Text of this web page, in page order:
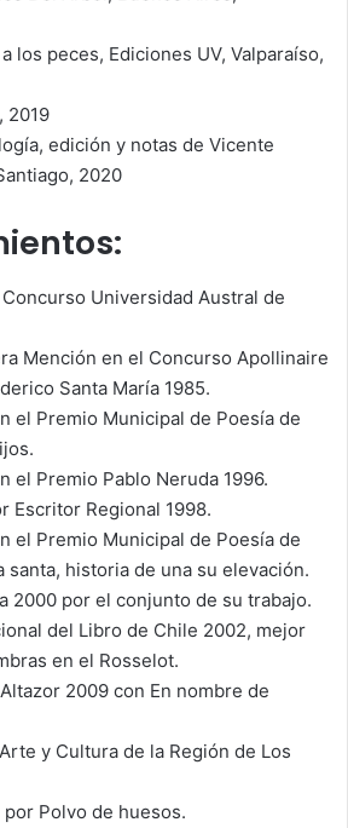
los peces, Ediciones UV, Valparaíso,
2019
edición y notas de Vicente
2020
Universidad Austral de
Mención en el Concurso Apollinaire
Santa María 1985.
el Premio Municipal de Poesía de
el Premio Pablo Neruda 1996.
Escritor Regional 1998.
el Premio Municipal de Poesía de
santa, historia de una su elevación.
2000 por el conjunto de su trabajo.
del Libro de Chile 2002, mejor
en el Rosselot.
2009 con En nombre de
y Cultura de la Región de Los
Polvo de huesos.